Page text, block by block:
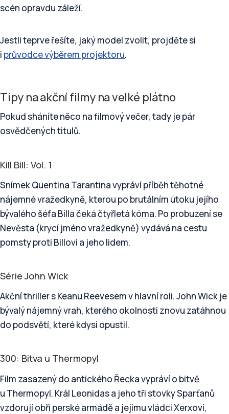
scén opravdu záleží.
Jestli teprve řešíte, jaký model zvolit, projděte si
i průvodce výběrem projektoru.
Tipy na akční filmy na velké plátno
Pokud sháníte něco na filmový večer, tady je pár
osvědčených titulů.
Kill Bill: Vol. 1
Snímek Quentina Tarantina vypráví příběh těhotné
nájemné vražedkyně, kterou po brutálním útoku jejího
bývalého šéfa Billa čeká čtyřletá kóma. Po probuzení se
Nevěsta (krycí jméno vražedkyně) vydává na cestu
pomsty proti Billovi a jeho lidem.
Série John Wick
Akční thriller s Keanu Reevesem v hlavní roli. John Wick je
bývalý nájemný vrah, kterého okolnosti znovu zatáhnou
do podsvětí, které kdysi opustil.
300: Bitva u Thermopyl
Film zasazený do antického Řecka vypráví o bitvě
u Thermopyl. Král Leonidas a jeho tři stovky Sparťanů
vzdorují obří perské armádě a jejímu vládci Xerxovi,